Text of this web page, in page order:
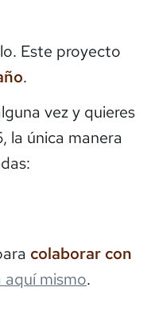
Este proyecto
.
vez y quieres
la única manera
colaborar con
aquí mismo.